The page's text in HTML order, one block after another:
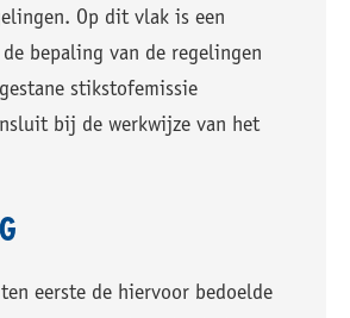
Op dit vlak is een
bepaling van de regelingen
stikstofemissie
bij de werkwijze van het
eerste de hiervoor bedoelde